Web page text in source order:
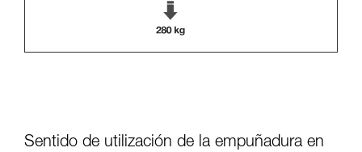
Sentido de utilización de la empuñadura en